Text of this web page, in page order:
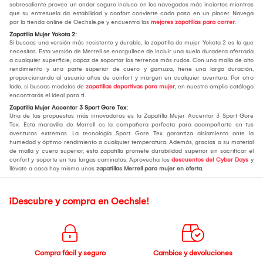
sobresaliente provee un andar seguro incluso en los navegados más inciertos mientras
que su entresuela da estabilidad y confort convierte cada paso en un placer. Navega
por la tienda online de Oechsle.pe y encuentra las mejores zapatillas para correr.
Zapatilla Mujer Yokota 2:
Si buscas una versión más resistente y durable, la zapatilla de mujer Yokota 2 es lo que
necesitas. Esta versión de Merrell se enorgullece de incluir una suela duradera aferrada
a cualquier superficie, capaz de soportar los terrenos más rudos. Con una malla de alto
rendimiento y una parte superior de cuero y gamuza, tiene una larga duración,
proporcionando al usuario años de confort y margen en cualquier aventura. Por otro
lado, si buscas modelos de zapatillas deportivas para mujer, en nuestro amplio catálogo
encontrarás el ideal para ti.
Zapatilla Mujer Accentor 3 Sport Gore Tex:
Una de las propuestas más innovadoras es la Zapatilla Mujer Accentor 3 Sport Gore
Tex. Esta maravilla de Merrell es la compañera perfecta para acompañarte en tus
aventuras extremas. La tecnología Sport Gore Tex garantiza aislamiento ante la
humedad y óptimo rendimiento a cualquier temperatura. Además, gracias a su material
de malla y cuero superior, esta zapatilla promete durabilidad superior sin sacrificar el
confort y soporte en tus largas caminatas. Aprovecha los descuentos del Cyber Days y
llévate a casa hoy mismo unas zapatillas Merrell para mujer en oferta.
¡Descubre y compra en Oechsle!
Compra fácil y seguro
Cambios y devoluciones